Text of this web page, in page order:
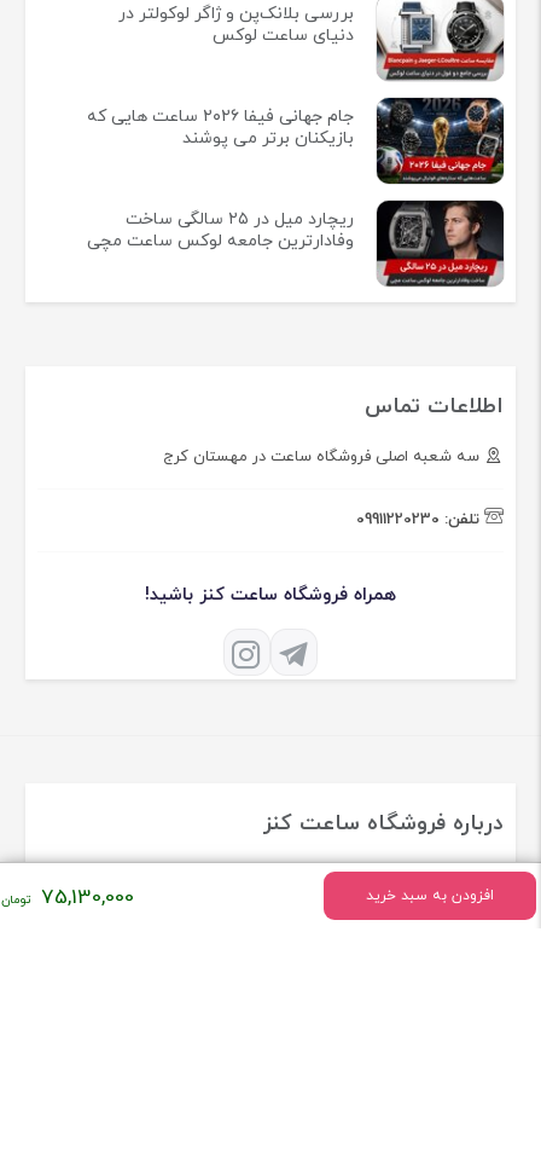
افزودن به سبد خرید 75,130,000
بررسی بلانک‌پن و ژاگر لوکولتر در
دنیای ساعت لوکس
جام جهانی فیفا ۲۰۲۶ ساعت هایی که
بازیکنان برتر می پوشند
ریچارد میل در ۲۵ سالگی ساخت
وفادارترین جامعه لوکس ساعت مچی
اطلاعات تماس
سه شعبه اصلی فروشگاه ساعت در مهستان کرج
تلفن: 09911220230
همراه فروشگاه ساعت کنز باشید!
درباره فروشگاه ساعت کنز
ساعت های اورجینال و برند معروف دنیا شروع کرد